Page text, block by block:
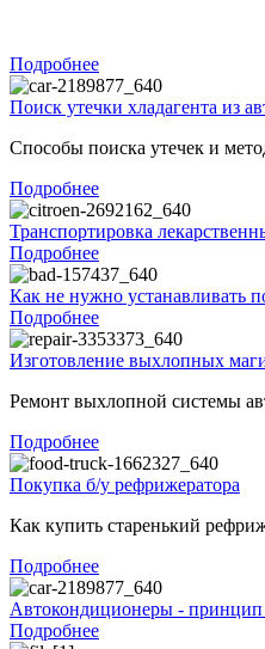
Подробнее
Поиск утечки хладагента из
Способы поиска утечек и
Подробнее
Транспортировка
Подробнее
Как не нужно устанавливать
Подробнее
Изготовление выхлопных
Ремонт выхлопной системы
Подробнее
Покупка б/у рефрижератора
Как купить старенький
Подробнее
Автокондиционеры - принцип
Подробнее